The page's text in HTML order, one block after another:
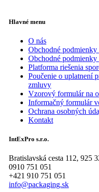
Hlavné menu
O nás
Obchodné
Obchodné
Platforma riešenia
Poučenie o uplatnení
zmluvy
Vzorový formulár na
Informačný formulár
Ochrana osobných
Kontakt
IntExPro s.r.o.
Bratislavská cesta 112, 925
0910 751 051
+421 910 751 051
info@packaging.sk